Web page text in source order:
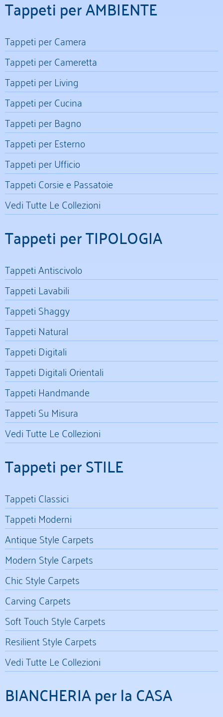
Tappeti per AMBIENTE
Tappeti per Camera
Tappeti per Cameretta
Tappeti per Living
Tappeti per Cucina
Tappeti per Bagno
Tappeti per Esterno
Tappeti per Ufficio
Tappeti Corsie e Passatoie
Vedi Tutte Le Collezioni
Tappeti per TIPOLOGIA
Tappeti Antiscivolo
Tappeti Lavabili
Tappeti Shaggy
Tappeti Natural
Tappeti Digitali
Tappeti Digitali Orientali
Tappeti Handmande
Tappeti Su Misura
Vedi Tutte Le Collezioni
Tappeti per STILE
Tappeti Classici
Tappeti Moderni
Antique Style Carpets
Modern Style Carpets
Chic Style Carpets
Carving Carpets
Soft Touch Style Carpets
Resilient Style Carpets
Vedi Tutte Le Collezioni
BIANCHERIA per la CASA